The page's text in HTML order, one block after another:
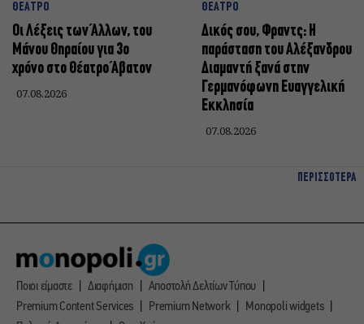
ΘΕΑΤΡΟ
Οι Λέξεις των Άλλων, του
Μάνου Θηραίου για 3ο
χρόνο στο Θέατρο Άβατον
07.08.2026
ΘΕΑΤΡΟ
Δικός σου, Φραντς: Η
παράσταση του Αλέξανδρου
Διαμαντή ξανά στην
Γερμανόφωνη Ευαγγελική
Εκκλησία
07.08.2026
ΠΕΡΙΣΣΟΤΕΡΑ
Ποιοι είμαστε Διαφήμιση
Αποστολή Δελτίων Τύπου
Premium Content Services
Premium Network
Monopoli widgets